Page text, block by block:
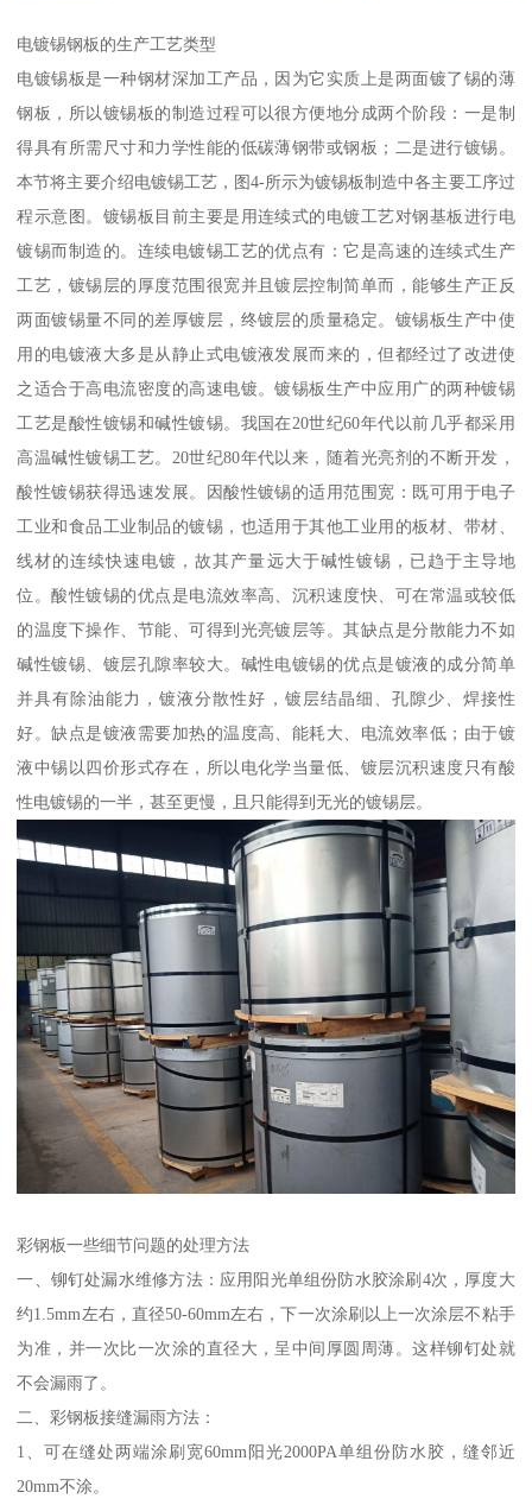
电镀锡钢板的生产工艺类型
电镀锡板是一种钢材深加工产品，因为它实质上是两面镀了锡的薄
钢板，所以镀锡板的制造过程可以很方便地分成两个阶段：一是制
得具有所需尺寸和力学性能的低碳薄钢带或钢板；二是进行镀锡。
本节将主要介绍电镀锡工艺，图4-所示为镀锡板制造中各主要工序过
程示意图。镀锡板目前主要是用连续式的电镀工艺对钢基板进行电
镀锡而制造的。连续电镀锡工艺的优点有：它是高速的连续式生产
工艺，镀锡层的厚度范围很宽并且镀层控制简单而，能够生产正反
两面镀锡量不同的差厚镀层，终镀层的质量稳定。镀锡板生产中使
用的电镀液大多是从静止式电镀液发展而来的，但都经过了改进使
之适合于高电流密度的高速电镀。镀锡板生产中应用广的两种镀锡
工艺是酸性镀锡和碱性镀锡。我国在20世纪60年代以前几乎都采用
高温碱性镀锡工艺。20世纪80年代以来，随着光亮剂的不断开发，
酸性镀锡获得迅速发展。因酸性镀锡的适用范围宽：既可用于电子
工业和食品工业制品的镀锡，也适用于其他工业用的板材、带材、
线材的连续快速电镀，故其产量远大于碱性镀锡，已趋于主导地
位。酸性镀锡的优点是电流效率高、沉积速度快、可在常温或较低
的温度下操作、节能、可得到光亮镀层等。其缺点是分散能力不如
碱性镀锡、镀层孔隙率较大。碱性电镀锡的优点是镀液的成分简单
并具有除油能力，镀液分散性好，镀层结晶细、孔隙少、焊接性
好。缺点是镀液需要加热的温度高、能耗大、电流效率低；由于镀
液中锡以四价形式存在，所以电化学当量低、镀层沉积速度只有酸
性电镀锡的一半，甚至更慢，且只能得到无光的镀锡层。
彩钢板一些细节问题的处理方法
一、铆钉处漏水维修方法：应用阳光单组份防水胶涂刷4次，厚度大
约1.5mm左右，直径50-60mm左右，下一次涂刷以上一次涂层不粘手
为准，并一次比一次涂的直径大，呈中间厚圆周薄。这样铆钉处就
不会漏雨了。
二、彩钢板接缝漏雨方法：
1、可在缝处两端涂刷宽60mm阳光2000PA单组份防水胶，缝邻近
20mm不涂。